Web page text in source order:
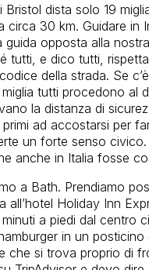
Bristol dista solo 19
circa 30 km. Guidare in
guida opposta alla
tutti, e dico tutti,
della strada. Se
tutti procedono al
la distanza di
ad accostarsi per
un forte senso civico.
anche in Italia fosse
a Bath. Prendiamo
all’hotel Holiday Inn
a piedi dal centro
in un posticino
che si trova proprio di